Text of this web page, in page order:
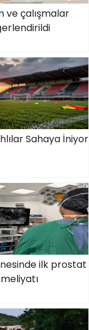
ve çalışmalar
Sahaya İniyor
ilk prostat